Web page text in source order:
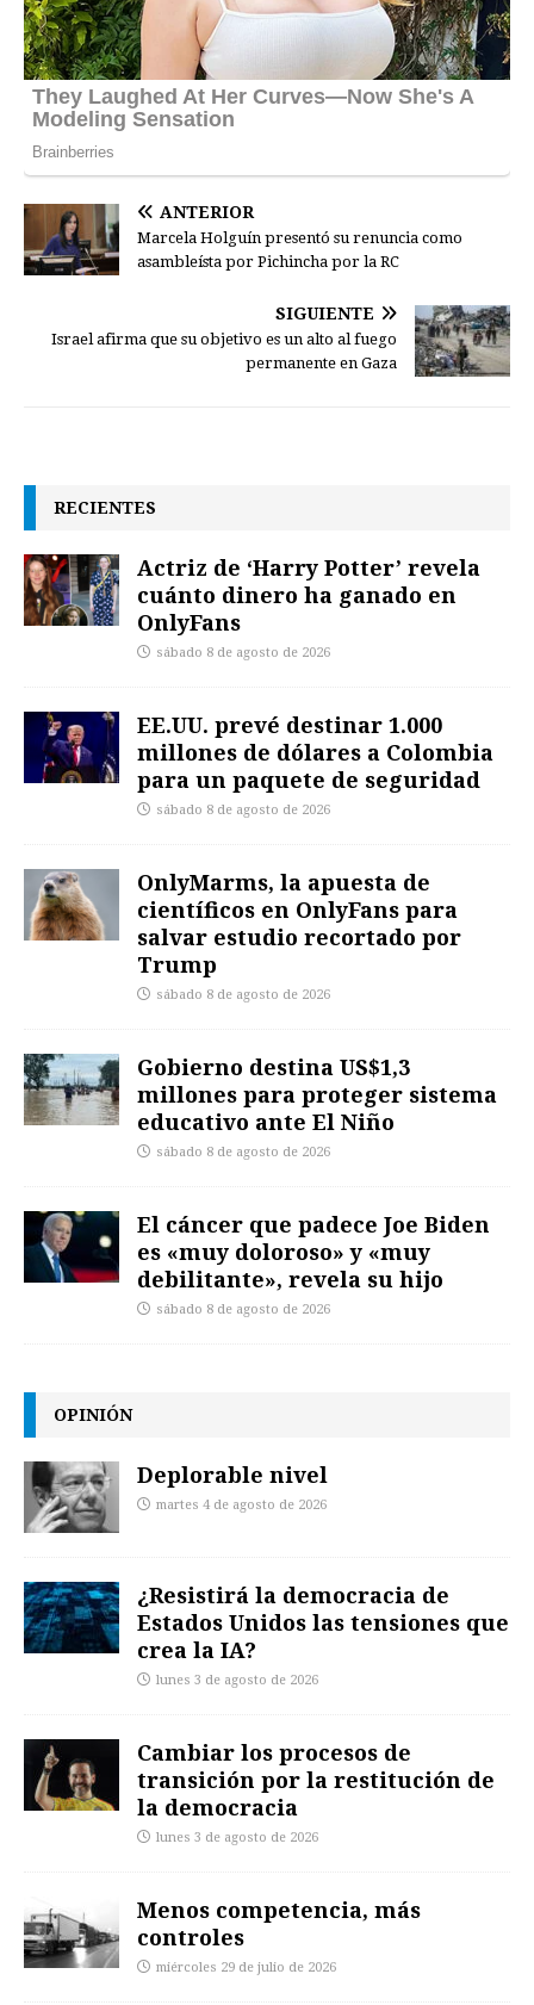
ANTERIOR
Marcela Holguín presentó su renuncia como
asambleísta por Pichincha por la RC
SIGUIENTE
Israel afirma que su objetivo es un alto al fuego
permanente en Gaza
RECIENTES
Actriz de ‘Harry Potter’ revela
cuánto dinero ha ganado en
OnlyFans
sábado 8 de agosto de 2026
EE.UU. prevé destinar 1.000
millones de dólares a Colombia
para un paquete de seguridad
sábado 8 de agosto de 2026
OnlyMarms, la apuesta de
científicos en OnlyFans para
salvar estudio recortado por
Trump
sábado 8 de agosto de 2026
Gobierno destina US$1,3
millones para proteger sistema
educativo ante El Niño
sábado 8 de agosto de 2026
El cáncer que padece Joe Biden
es «muy doloroso» y «muy
debilitante», revela su hijo
sábado 8 de agosto de 2026
OPINIÓN
Deplorable nivel
martes 4 de agosto de 2026
¿Resistirá la democracia de
Estados Unidos las tensiones que
crea la IA?
lunes 3 de agosto de 2026
Cambiar los procesos de
transición por la restitución de
la democracia
lunes 3 de agosto de 2026
Menos competencia, más
controles
miércoles 29 de julio de 2026